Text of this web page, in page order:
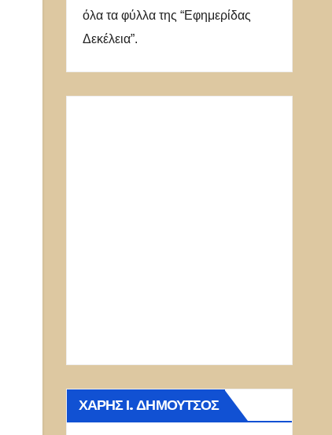
όλα τα φύλλα της “Εφημερίδας
Δεκέλεια”.
ΧΆΡΗΣ Ι. ΔΗΜΟΎΤΣΟΣ